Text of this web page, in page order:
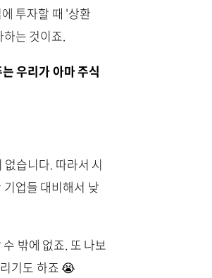
투자할 때 '상환
는 것이죠.
우리가 아마 주식
습니다. 따라서 시
업들 대비해서 낮
밖에 없죠. 또 나보
기도 하죠 😭